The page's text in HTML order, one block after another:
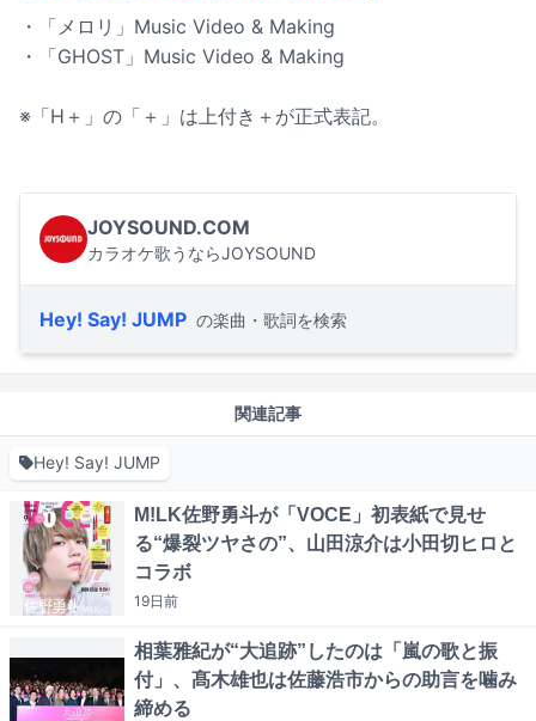
・「メロリ」Music Video & Making
・「GHOST」Music Video & Making
※「H＋」の「＋」は上付き＋が正式表記。
JOYSOUND.COM
カラオケ歌うならJOYSOUND
Hey! Say! JUMP の楽曲・歌詞を検索
関連記事
Hey! Say! JUMP
M!LK佐野勇斗が「VOCE」初表紙で見せ
る“爆裂ツヤさの”、山田涼介は小田切ヒロと
コラボ
19日前
相葉雅紀が“大追跡”したのは「嵐の歌と振
付」、髙木雄也は佐藤浩市からの助言を噛み
締める